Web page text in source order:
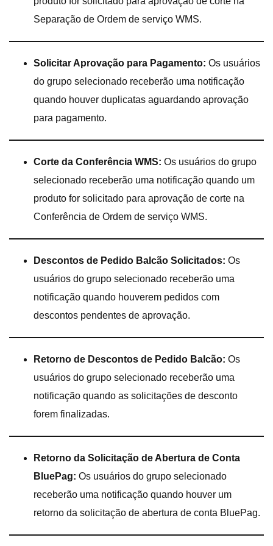
Separação de Ordem de serviço WMS.
Solicitar Aprovação para Pagamento: Os usuários
do grupo selecionado receberão uma notificação
quando houver duplicatas aguardando aprovação
para pagamento.
Corte da Conferência WMS: Os usuários do grupo
selecionado receberão uma notificação quando um
produto for solicitado para aprovação de corte na
Conferência de Ordem de serviço WMS.
Descontos de Pedido Balcão Solicitados: Os
usuários do grupo selecionado receberão uma
notificação quando houverem pedidos com
descontos pendentes de aprovação.
Retorno de Descontos de Pedido Balcão: Os
usuários do grupo selecionado receberão uma
notificação quando as solicitações de desconto
forem finalizadas.
Retorno da Solicitação de Abertura de Conta
BluePag: Os usuários do grupo selecionado
receberão uma notificação quando houver um
retorno da solicitação de abertura de conta BluePag.